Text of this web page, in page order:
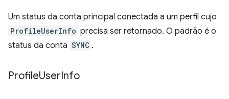
Um status da conta principal conectada a um perfil cujo
ProfileUserInfo precisa ser retornado. O padrão é o
status da conta SYNC .
ProfileUserInfo